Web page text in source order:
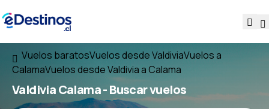
Vuelos baratosVuelos desde ValdiviaVuelos a
CalamaVuelos desde Valdivia a Calama
Valdivia Calama- Buscar vuelos